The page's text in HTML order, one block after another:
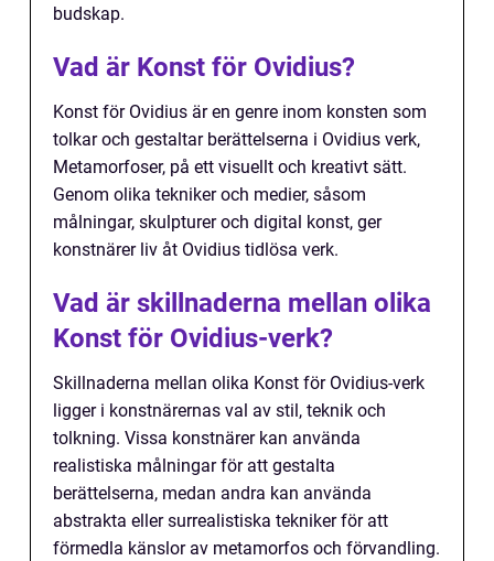
budskap.
Vad är Konst för Ovidius?
Konst för Ovidius är en genre inom konsten som
tolkar och gestaltar berättelserna i Ovidius verk,
Metamorfoser, på ett visuellt och kreativt sätt.
Genom olika tekniker och medier, såsom
målningar, skulpturer och digital konst, ger
konstnärer liv åt Ovidius tidlösa verk.
Vad är skillnaderna mellan olika
Konst för Ovidius-verk?
Skillnaderna mellan olika Konst för Ovidius-verk
ligger i konstnärernas val av stil, teknik och
tolkning. Vissa konstnärer kan använda
realistiska målningar för att gestalta
berättelserna, medan andra kan använda
abstrakta eller surrealistiska tekniker för att
förmedla känslor av metamorfos och förvandling.